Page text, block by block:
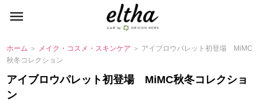
ホーム ＞ メイク・コスメ・スキンケア ＞ アイブロウパレット初登場 MiMC
秋冬コレクション
アイブロウパレット初登場 MiMC秋冬コレクショ
ン